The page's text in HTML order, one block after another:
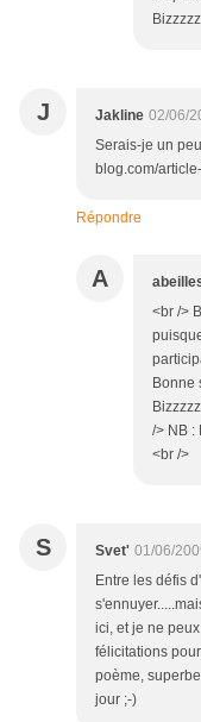
J Jakline 02/06/
Serais-je un
blog.com/
Répondre
A
<br />
Bonne
/> NB :
<br />
S Svet' 01/06/
Entre les défis
ici, et je ne
félicitations
poème,
jour ;-)